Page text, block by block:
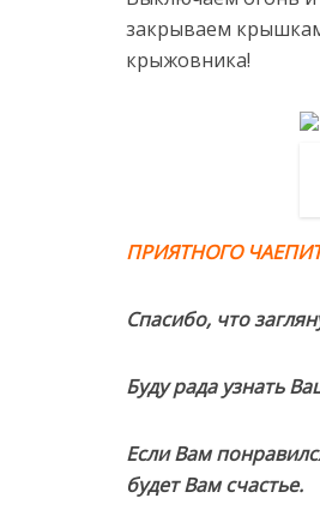
закрываем
крыжовника!
ПРИЯТНОГО
Спасибо, что
Буду рада узнать
Если Вам
будет Вам счастье.